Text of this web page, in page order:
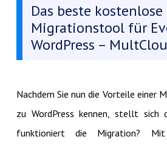
Das beste kostenlose
Migrationstool für
WordPress –
Nachdem Sie nun die Vorteile einer
zu WordPress kennen, stellt sich
funktioniert die Migration?